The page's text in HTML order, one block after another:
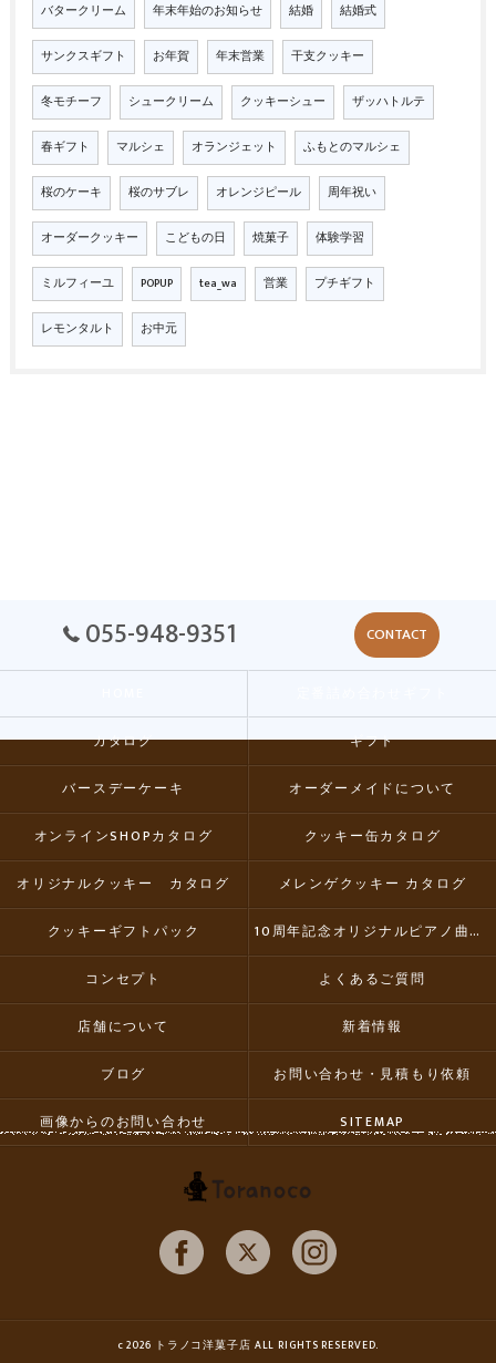
バタークリーム 年末年始のお知らせ 結婚 結婚式
サンクスギフト お年賀 年末営業 干支クッキー
冬モチーフ シュークリーム クッキーシュー ザッハトルテ
春ギフト マルシェ オランジェット ふもとのマルシェ
桜のケーキ 桜のサブレ オレンジピール 周年祝い
オーダークッキー こどもの日 焼菓子 体験学習
ミルフィーユ POPUP tea_wa 営業 プチギフト
レモンタルト お中元
055-948-9351 CONTACT
カタログ ギフト
バースデーケーキ オーダーメイドについて
オンラインSHOPカタログ クッキー缶カタログ
オリジナルクッキー カタログ メレンゲクッキー カタログ
クッキーギフトパック 10周年記念オリジナルピアノ曲集CD
コンセプト よくあるご質問
店舗について 新着情報
ブログ お問い合わせ・見積もり依頼
画像からのお問い合わせ SITEMAP
c 2026 トラノコ洋菓子店 ALL RIGHTS RESERVED.